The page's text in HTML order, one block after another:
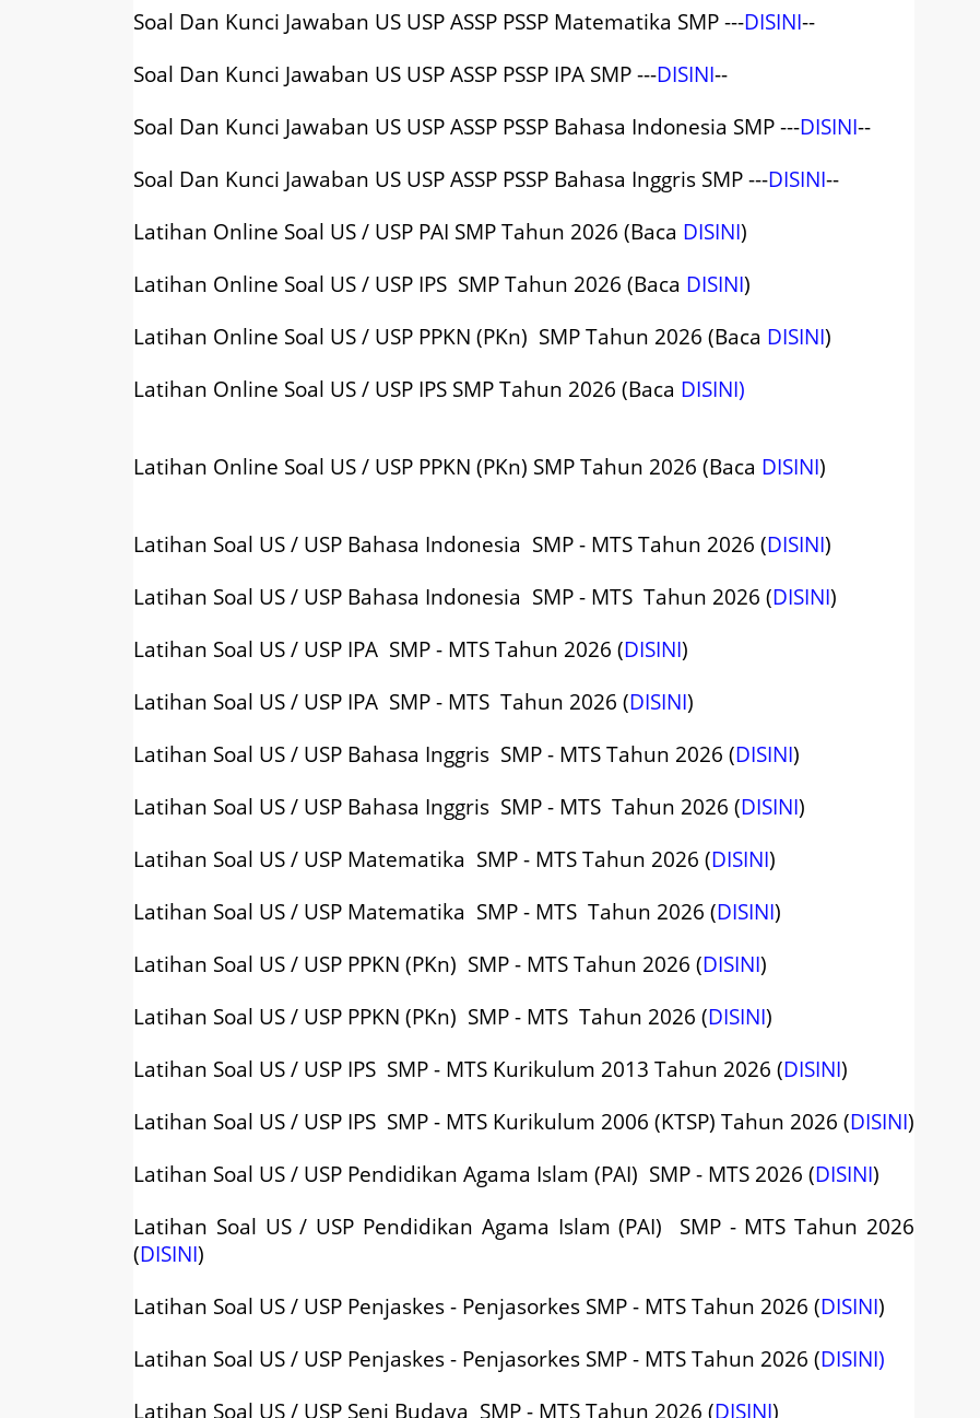
Soal Dan Kunci Jawaban US USP ASSP PSSP Matematika SMP ---DISINI--
Soal Dan Kunci Jawaban US USP ASSP PSSP IPA SMP ---DISINI--
Soal Dan Kunci Jawaban US USP ASSP PSSP Bahasa Indonesia SMP ---DISINI--
Soal Dan Kunci Jawaban US USP ASSP PSSP Bahasa Inggris SMP ---DISINI--
Latihan Online Soal US / USP PAI SMP Tahun 2026 (Baca DISINI)
Latihan Online Soal US / USP IPS SMP Tahun 2026 (Baca DISINI)
Latihan Online Soal US / USP PPKN (PKn) SMP Tahun 2026 (Baca DISINI)
Latihan Online Soal US / USP IPS SMP Tahun 2026 (Baca DISINI)
Latihan Online Soal US / USP PPKN (PKn) SMP Tahun 2026 (Baca DISINI)
Latihan Soal US / USP Bahasa Indonesia SMP - MTS Tahun 2026 (DISINI)
Latihan Soal US / USP Bahasa Indonesia SMP - MTS Tahun 2026 (DISINI)
Latihan Soal US / USP IPA SMP - MTS Tahun 2026 (DISINI)
Latihan Soal US / USP IPA SMP - MTS Tahun 2026 (DISINI)
Latihan Soal US / USP Bahasa Inggris SMP - MTS Tahun 2026 (DISINI)
Latihan Soal US / USP Bahasa Inggris SMP - MTS Tahun 2026 (DISINI)
Latihan Soal US / USP Matematika SMP - MTS Tahun 2026 (DISINI)
Latihan Soal US / USP Matematika SMP - MTS Tahun 2026 (DISINI)
Latihan Soal US / USP PPKN (PKn) SMP - MTS Tahun 2026 (DISINI)
Latihan Soal US / USP PPKN (PKn) SMP - MTS Tahun 2026 (DISINI)
Latihan Soal US / USP IPS SMP - MTS Kurikulum 2013 Tahun 2026 (DISINI)
Latihan Soal US / USP IPS SMP - MTS Kurikulum 2006 (KTSP) Tahun 2026 (DISINI)
Latihan Soal US / USP Pendidikan Agama Islam (PAI) SMP - MTS 2026 (DISINI)
Latihan Soal US / USP Pendidikan Agama Islam (PAI) SMP - MTS Tahun 2026
(DISINI)
Latihan Soal US / USP Penjaskes - Penjasorkes SMP - MTS Tahun 2026 (DISINI)
Latihan Soal US / USP Penjaskes - Penjasorkes SMP - MTS Tahun 2026 (DISINI)
Latihan Soal US / USP Seni Budaya SMP - MTS Tahun 2026 (DISINI)